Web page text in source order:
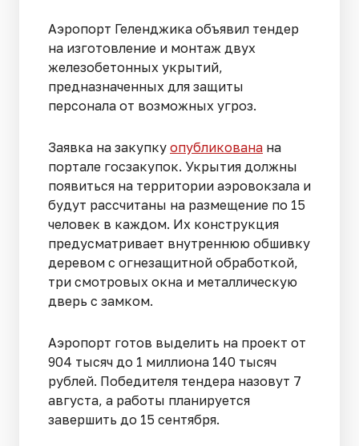
Аэропорт Геленджика объявил тендер
на изготовление и монтаж двух
железобетонных укрытий,
предназначенных для защиты
персонала от возможных угроз.
Заявка на закупку опубликована на
портале госзакупок. Укрытия должны
появиться на территории аэровокзала и
будут рассчитаны на размещение по 15
человек в каждом. Их конструкция
предусматривает внутреннюю обшивку
деревом с огнезащитной обработкой,
три смотровых окна и металлическую
дверь с замком.
Аэропорт готов выделить на проект от
904 тысяч до 1 миллиона 140 тысяч
рублей. Победителя тендера назовут 7
августа, а работы планируется
завершить до 15 сентября.